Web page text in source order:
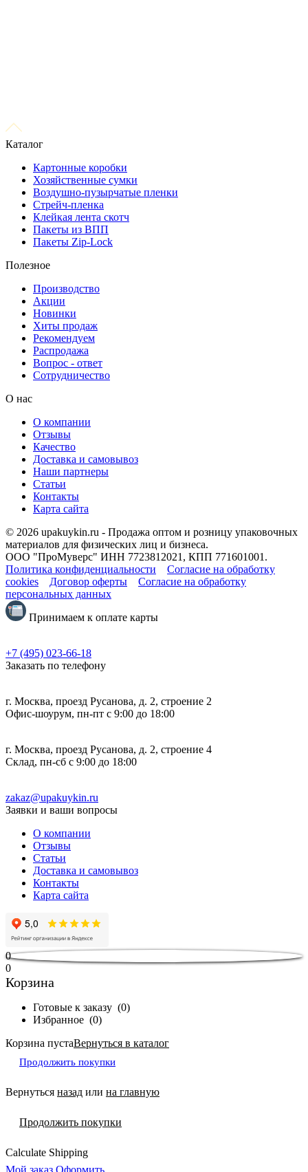
Каталог
Картонные коробки
Хозяйственные сумки
Воздушно-пузырчатые пленки
Стрейч-пленка
Клейкая лента скотч
Пакеты из ВПП
Пакеты Zip-Lock
Полезное
Производство
Акции
Новинки
Хиты продаж
Рекомендуем
Распродажа
Вопрос - ответ
Сотрудничество
О нас
О компании
Отзывы
Качество
Доставка и самовывоз
Наши партнеры
Статьи
Контакты
Карта сайта
© 2026 upakuykin.ru - Продажа оптом и розницу упаковочных
материалов для физических лиц и бизнеса.
ООО "ПроМуверс" ИНН 7723812021, КПП 771601001.
Политика конфиденциальности
Согласие на обработку
cookies
Договор оферты
Согласие на обработку
персональных данных
Принимаем к оплате карты
+7 (495) 023-66-18
Заказать по телефону
г. Москва, проезд Русанова, д. 2, строение 2
Офис-шоурум, пн-пт с 9:00 до 18:00
г. Москва, проезд Русанова, д. 2, строение 4
Склад, пн-сб с 9:00 до 18:00
zakaz@upakuykin.ru
Заявки и ваши вопросы
О компании
Отзывы
Статьи
Доставка и самовывоз
Контакты
Карта сайта
0
0
Корзина
Готовые к заказу (0)
Избранное (0)
Корзина пустаВернуться в каталог
Продолжить покупки
Вернуться назад или на главную
Продолжить покупки
Calculate Shipping